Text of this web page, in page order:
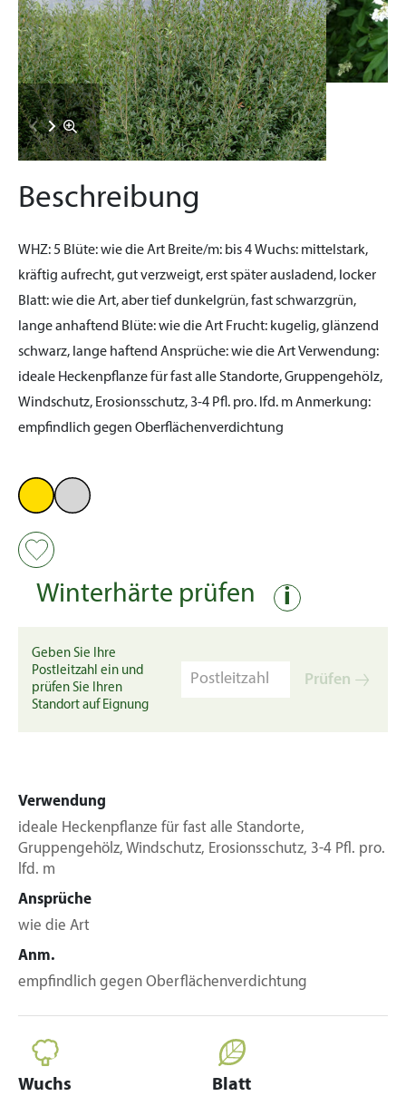
Beschreibung
WHZ:5 Blüte:wie die Art Breite/m: bis 4Wuchs: mittelstark,
kräftig aufrecht, gut verzweigt, erst später ausladend, locker
Blatt:wie die Art, aber tief dunkelgrün, fast schwarzgrün,
lange anhaftend Blüte:wie die Art Frucht: kugelig, glänzend
schwarz, lange haftend Ansprüche:wie die ArtVerwendung:
ideale Heckenpflanze für fast alle Standorte, Gruppengehölz,
Windschutz, Erosionsschutz, 3-4 Pfl. pro. lfd. mAnmerkung:
empfindlich gegen Oberflächenverdichtung
Winterhärte prüfen i
Geben Sie Ihre
Postleitzahl ein und
prüfen Sie Ihren
Standort auf Eignung
Prüfen
Verwendung
ideale Heckenpflanze für fast alle Standorte,
Gruppengehölz, Windschutz, Erosionsschutz, 3-4 Pfl. pro.
lfd. m
Ansprüche
wie die Art
Anm.
empfindlich gegen Oberflächenverdichtung
Wuchs Blatt